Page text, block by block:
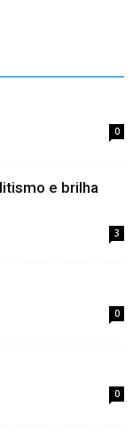
0
e brilha
3
0
0